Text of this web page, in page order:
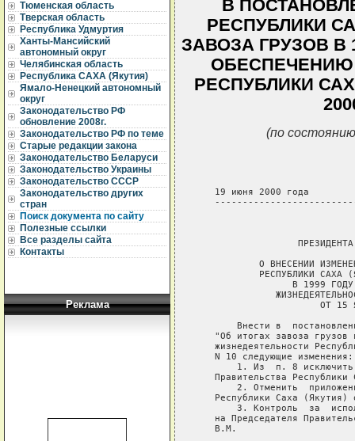
Тюменская область
Тверская область
Республика Удмуртия
Ханты-Мансийский
автономный округ
Челябинская область
Республика САХА (Якутия)
Ямало-Ненецкий автономный
округ
Законодательство РФ
обновление 2008г.
Законодательство РФ по теме
Старые редакции закона
Законодательство Беларуси
Законодательство Украины
Законодательство СССР
Законодательство других
стран
Поиск документа по сайту
Полезные ссылки
Все разделы сайта
Контакты
Реклама
В
РЕСПУБЛИКИ
ЗАВОЗА ГРУЗОВ В
РЕСПУБЛИКИ
(по
19 июня 2000 года
О ВНЕСЕНИИ
РЕСПУБЛИКИ САХА
В 1999
ОТ 15
Внести в
"Об итогах завоза грузов
жизнедеятельности
   N 10 следующие изменения:
1. Из  п. 8
Правительства Республики
2. Отменить
Республики Саха (Якутия)
3. Контроль  за
на Председателя
   В.М.